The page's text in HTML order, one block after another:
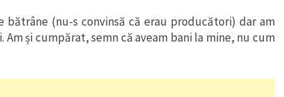
(nu-s convinsă că erau producători) dar am
și cumpărat, semn că aveam bani la mine, nu cum